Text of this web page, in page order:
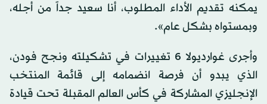
يمكنه تقديم الأداء المطلوب، أنا سعيد جداً من أجله،
وبمستواه بشكل عام».
وأجرى غوارديولا 6 تغييرات في تشكيلته ونجح فودن،
الذي يبدو أن فرصة انضمامه إلى قائمة المنتخب
الإنجليزي المشاركة في كأس العالم المقبلة تحت قيادة